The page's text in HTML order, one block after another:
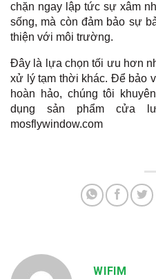
chặn ngay lập tức sự xâm
sống, mà còn đảm bảo sự
thiện với môi trường.
Đây là lựa chọn tối ưu hơn
xử lý tạm thời khác. Để bảo
hoàn hảo, chúng tôi
dụng sản phẩm cửa
mosflywindow.com
WIFIM